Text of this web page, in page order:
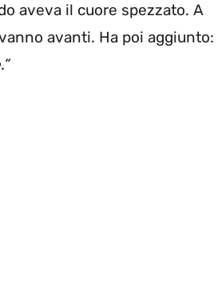
aveva il cuore spezzato. A
avanti. Ha poi aggiunto: